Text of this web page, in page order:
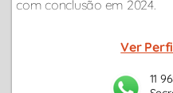
com conclusão em 2024.
Ver
11